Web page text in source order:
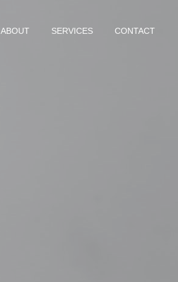
ABOUT SERVICES CONTACT